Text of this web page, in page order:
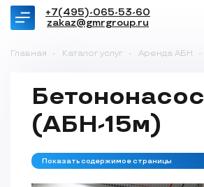
+7(495)-065-53-60
zakaz@gmrgroup.ru
Главная - Каталог услуг - Аренда АБН -
Бетононасос
(АБН-15м)
Показать содержимое страницы